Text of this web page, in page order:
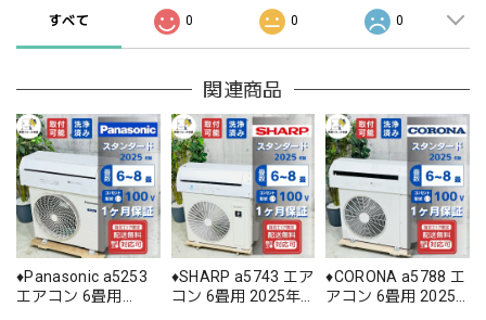
すべて 0 0 0
関連商品
♦️Panasonic a5253
エアコン 6畳用
♦️SHARP a5743 エア
コン 6畳用 2025年
♦️CORONA a5788 エ
アコン 6畳用 2025